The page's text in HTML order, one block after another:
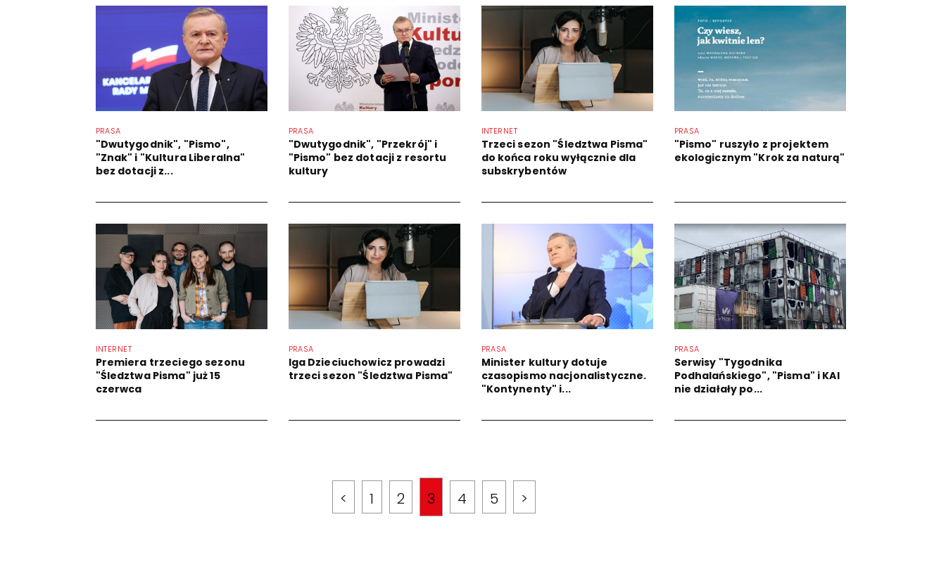
PRASA
"Dwutygodnik", "Pismo",
"Znak" i "Kultura Liberalna"
bez dotacji z...
PRASA
"Dwutygodnik", "Przekrój" i
"Pismo" bez dotacji z resortu
kultury
INTERNET
Trzeci sezon "Śledztwa Pisma"
do końca roku wyłącznie dla
subskrybentów
PRASA
"Pismo" ruszyło z projektem
ekologicznym "Krok za naturą"
INTERNET
Premiera trzeciego sezonu
"Śledztwa Pisma" już 15
czerwca
PRASA
Iga Dzieciuchowicz prowadzi
trzeci sezon "Śledztwa Pisma"
PRASA
Minister kultury dotuje
czasopismo nacjonalistyczne.
"Kontynenty" i...
PRASA
Serwisy "Tygodnika
Podhalańskiego", "Pisma" i KAI
nie działały po...
< 1 2 3 4 5 >